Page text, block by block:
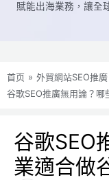
賦能出海業務，讓全
首页 » 外貿網站SEO推廣
谷歌SEO推廣無用論？哪
谷歌SEO
業適合做